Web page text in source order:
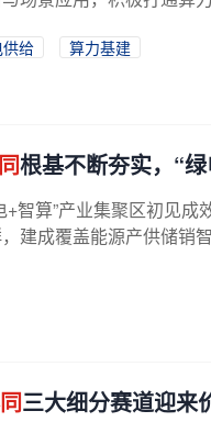
给
算力基建
根基不断夯实，“
+智算”产业集聚区初见
建成覆盖能源产供储销
三大细分赛道迎来